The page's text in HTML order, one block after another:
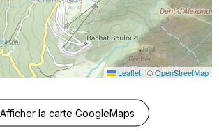
Leaflet|©OpenStreetMap
Afficher la carte GoogleMaps